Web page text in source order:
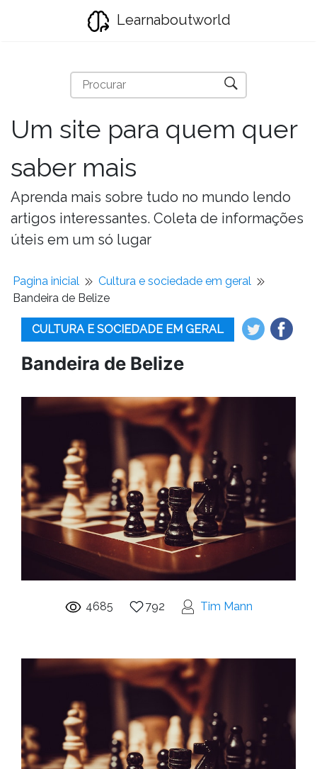
Learnaboutworld
Um site para quem quer
saber mais
Aprenda mais sobre tudo no mundo lendo
artigos interessantes. Coleta de informações
úteis em um só lugar
Pagina inicial
Cultura e sociedade em geral
Bandeira de Belize
CULTURA E SOCIEDADE EM GERAL
Bandeira de Belize
4685 792 Tim Mann